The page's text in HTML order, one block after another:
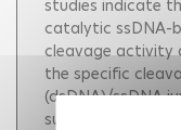
studies indicate
catalytic ssDNA-
cleavage activity
the specific
(dsDNA)/ssDNA
substrates. Both